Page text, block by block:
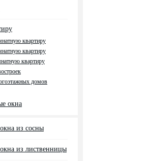
квартиру
квартиру
квартиру
домов
окна
из сосны
из лиственницы